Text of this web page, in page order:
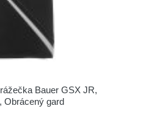
Bauer GSX JR,
Obrácený gard